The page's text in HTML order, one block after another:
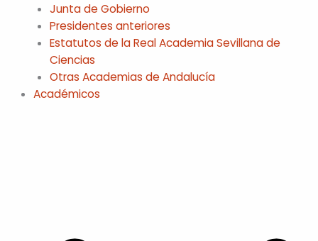
Junta de Gobierno
Presidentes anteriores
Estatutos de la Real Academia Sevillana de
Ciencias
Otras Academias de Andalucía
Académicos